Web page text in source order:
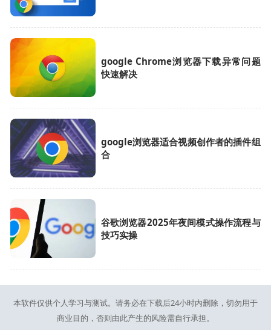
google Chrome浏览器下载异常问题
快速解决
google浏览器适合视频创作者的插件组
合
谷歌浏览器2025年夜间模式操作流程与
技巧实操
本软件仅供个人学习与测试。请务必在下载后24小时内删除，切勿用于
商业目的，否则由此产生的风险需自行承担。